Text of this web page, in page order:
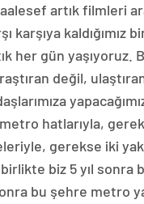
artık filmleri
karşıya kaldığımız
her gün yaşıyoruz.
değil,
hatlarıyla,
gerekse iki
biz 5 yıl sonra
bu şehre metro